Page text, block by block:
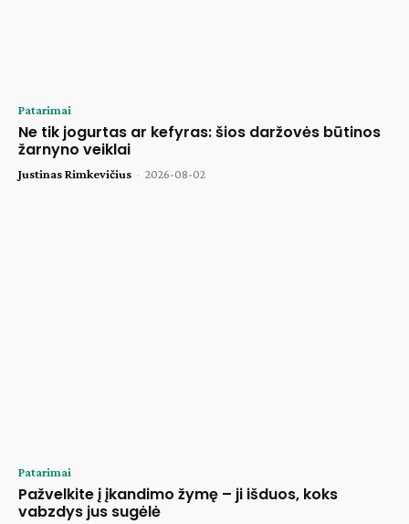
Patarimai
Ne tik jogurtas ar kefyras: šios daržovės būtinos
žarnyno veiklai
Justinas Rimkevičius - 2026-08-02
Patarimai
Pažvelkite į įkandimo žymę – ji išduos, koks
vabzdys jus sugėlė